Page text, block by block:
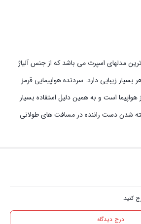
مدلهای اسپرت می باشد که از جنس آلیاژ
زیبایی دارد. سردنده هواپیمایی قرمز
هواپیما است و به همین دلیل استفاده بسیار
شدن دست راننده در مسافت های طولانی
کنید.
درج دیدگاه